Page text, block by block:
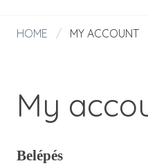
HOME / MY ACCOUNT
My
Belépés